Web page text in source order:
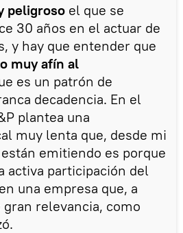
peligroso el que se
30 años en el actuar de
y hay que entender que
muy afín al
es un patrón de
decadencia. En el
plantea una
muy lenta que, desde mi
emitiendo es porque
activa participación del
una empresa que, a
relevancia, como